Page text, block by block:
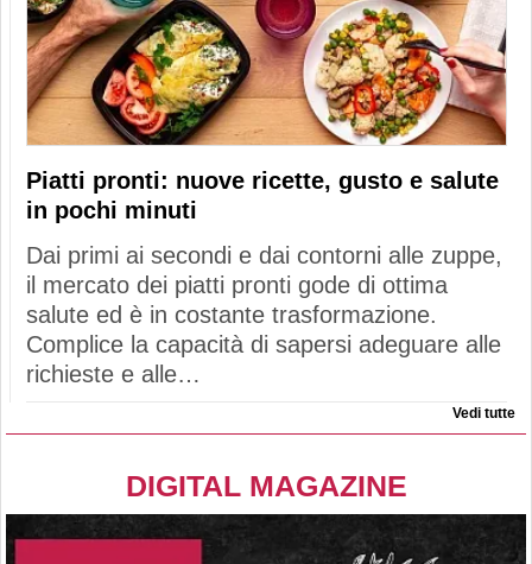
Piatti pronti: nuove ricette, gusto e salute
in pochi minuti
Dai primi ai secondi e dai contorni alle zuppe,
il mercato dei piatti pronti gode di ottima
salute ed è in costante trasformazione.
Complice la capacità di sapersi adeguare alle
richieste e alle…
Vedi tutte
DIGITAL MAGAZINE